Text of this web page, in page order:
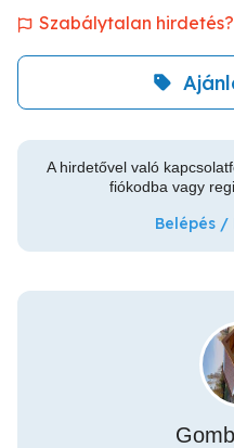
Szabálytalan hirdetés?
A hirdetővel való
fiókodba vagy
Belépés /